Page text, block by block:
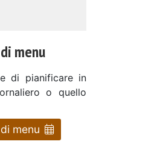
menu
di pianificare in
o quello
menu